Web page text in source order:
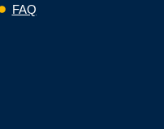
FAQ